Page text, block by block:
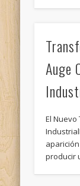
Auge
El
producir